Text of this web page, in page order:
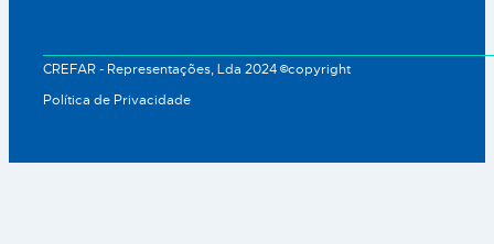
CREFAR - Representações, Lda 2024 ©copyright
Política de Privacidade